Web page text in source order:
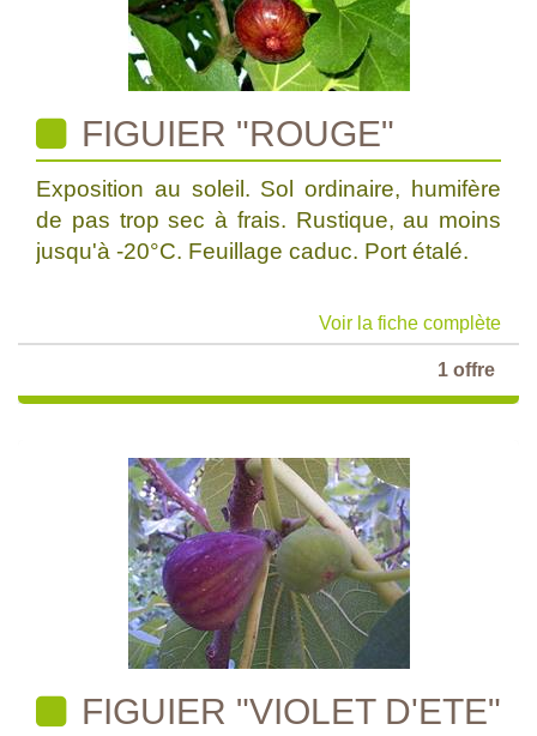
FIGUIER "ROUGE"
Exposition au soleil. Sol ordinaire, humifère
de pas trop sec à frais. Rustique, au moins
jusqu'à -20°C. Feuillage caduc. Port étalé.
Voir la fiche complète
1 offre
FIGUIER "VIOLET D'ETE"